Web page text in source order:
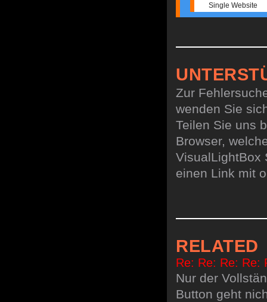
Single Website
Zur
wenden Sie
Teilen Sie uns
Browser,
VisualLightBox
einen Link mit
RELATED
Re: Re: Re: Re:
Nur der
Button geht